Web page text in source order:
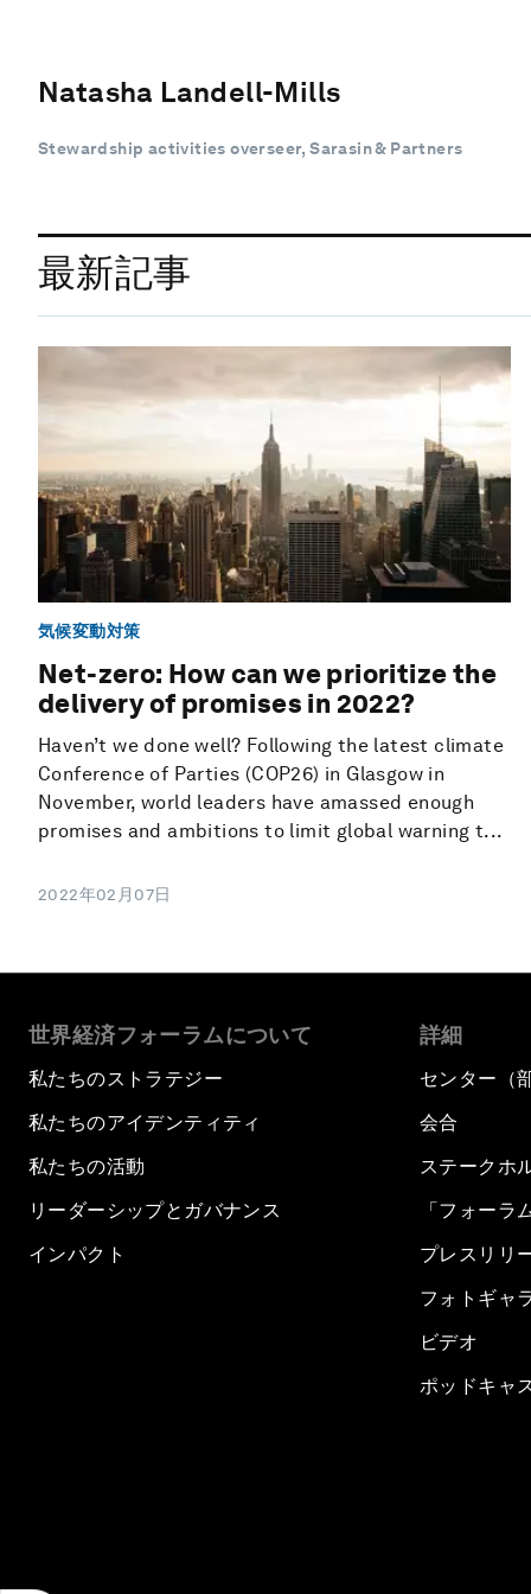
Natasha Landell-Mills
Stewardship activities overseer, Sarasin & Partners
最新記事
気候変動対策
Net-zero: How can we prioritize the
delivery of promises in 2022?
Haven’t we done well? Following the latest climate
Conference of Parties (COP26) in Glasgow in
November, world leaders have amassed enough
promises and ambitions to limit global warning t...
2022年02月07日
世界経済フォーラムについて
私たちのストラテジー
私たちのアイデンティティ
私たちの活動
リーダーシップとガバナンス
インパクト
詳細
センター（
会合
ステークホ
「フォーラ
プレスリリ
フォトギャ
ビデオ
ポッドキャ